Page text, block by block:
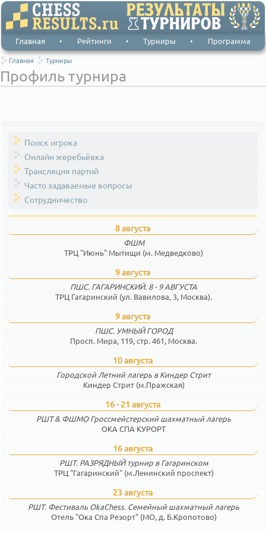
Главная • Рейтинги • Турниры • Программа
Главная Турниры
Профиль турнира
Поиск игрока
Онлайн жеребьёвка
Трансляция партий
Часто задаваемые вопросы
Сотрудничество
8 августа
ФШМ
ТРЦ "Июнь" Мытищи (м. Медведково)
9 августа
ПШС. ГАГАРИНСКИЙ. 8 - 9 АВГУСТА
ТРЦ Гагаринский (ул. Вавилова, 3, Москва).
9 августа
ПШС. УМНЫЙ ГОРОД
Просп. Мира, 119, стр. 461, Москва.
10 августа
Городской Летний лагерь в Киндер Стрит
Киндер Стрит (м.Пражская)
16 - 21 августа
РШТ & ФШМО Гроссмейстерский шахматный лагерь
ОКА СПА КУРОРТ
16 августа
РШТ. РАЗРЯДНЫЙ турнир в Гагаринском
ТРЦ "Гагаринский" (м.Ленинский проспект)
23 августа
РШТ. Фестиваль OkaChess. Семейный шахматный лагерь
Отель "Ока Спа Резорт" (МО, д. Б.Кропотово)